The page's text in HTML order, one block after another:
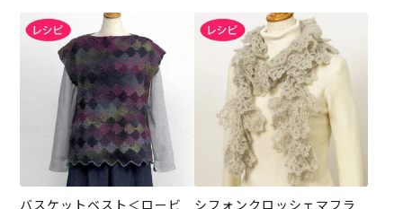
バスケットベスト＜ロービ
シフォンクロッシェマフラ